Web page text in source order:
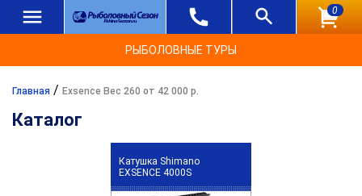
0
РЫБОЛОВНЫЕ ТУРЫ
Главная / Exsence Вес 260 от 42 000 р.
Каталог
Катушка Shimano
EXSENCE 4000S